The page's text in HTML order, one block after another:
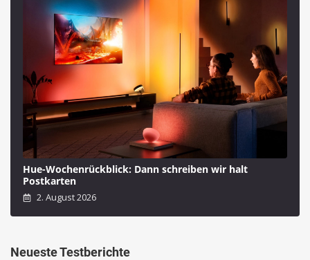
Hue-Wochenrückblick: Dann schreiben wir halt
Postkarten
2. August 2026
Neueste Testberichte